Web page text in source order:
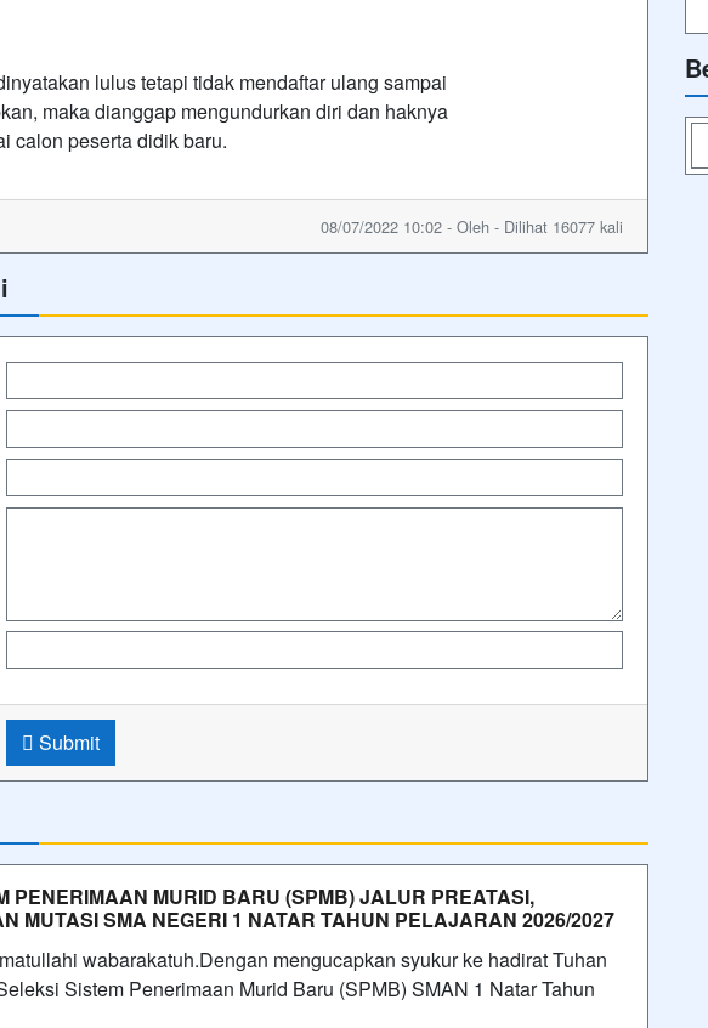
lulus tetapi tidak mendaftar ulang sampai
maka dianggap mengundurkan diri dan haknya
calon peserta didik baru.
08/07/2022 10:02 - Oleh - Dilihat 16077 kali
Submit
PENERIMAAN MURID BARU (SPMB) JALUR PREATASI,
MUTASI SMA NEGERI 1 NATAR TAHUN PELAJARAN 2026/2027
wabarakatuh.Dengan mengucapkan syukur ke hadirat Tuhan
Sistem Penerimaan Murid Baru (SPMB) SMAN 1 Natar Tahun